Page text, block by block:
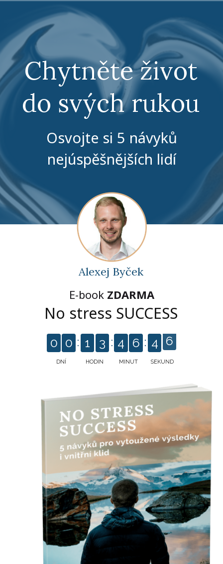
Chytněte život
do svých rukou
Osvojte si 5 návyků
nejúspěšnějších lidí
Alexej Byček
E-book ZDARMA
No stress SUCCESS
0 0
DNÍ
1 3
HODIN
4 6
MINUT
4 6
SEKUND